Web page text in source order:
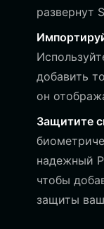
развернут
добавить
он
Защитите
надежный
чтобы
защиты